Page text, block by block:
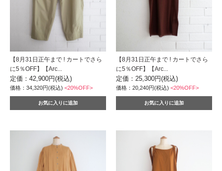
【8月31日正午まで ! カートでさら
に5％OFF】【Arc...
定価：42,900円(税込)
価格：34,320円(税込) <20%OFF>
【8月31日正午まで ! カートでさら
に5％OFF】【Arc...
定価：25,300円(税込)
価格：20,240円(税込)<20%OFF>